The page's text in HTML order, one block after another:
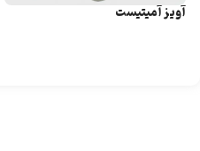
آویز آميتيست